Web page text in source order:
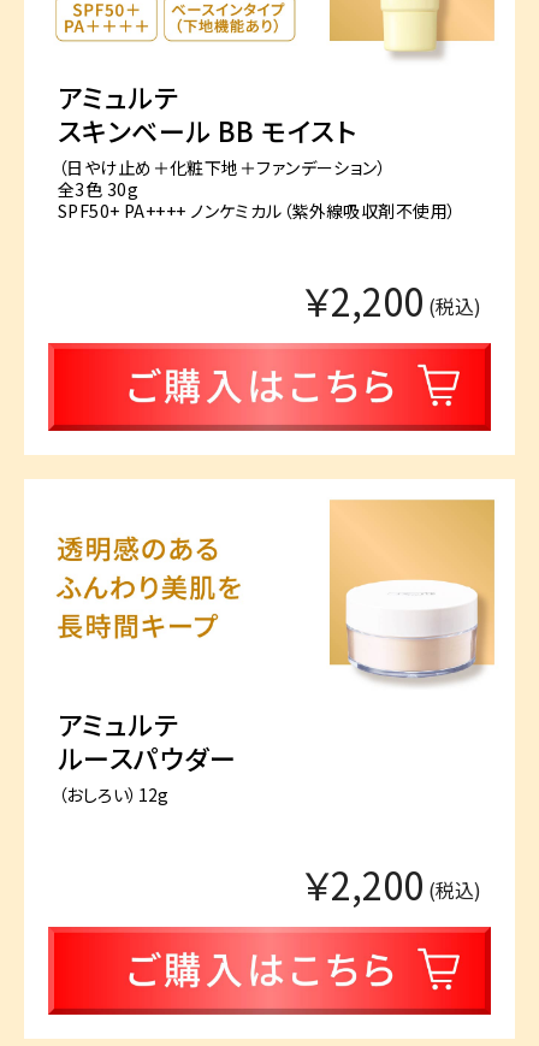
アミュルテ
スキンベール BB モイスト
（日やけ止め＋化粧下地＋ファンデーション）
全3色 30g
SPF50+ PA++++ ノンケミカル（紫外線吸収剤不使用）
￥2,200 (税込)
アミュルテ
ルースパウダー
（おしろい）12g
￥2,200 (税込)